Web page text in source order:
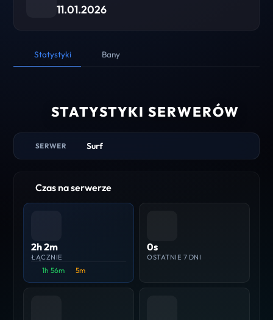
11.01.2026
Statystyki Bany
STATYSTYKI SERWERÓW
SERWER Surf
Czas na serwerze
2h 2m
ŁĄCZNIE
1h 56m 5m
0s
OSTATNIE 7 DNI